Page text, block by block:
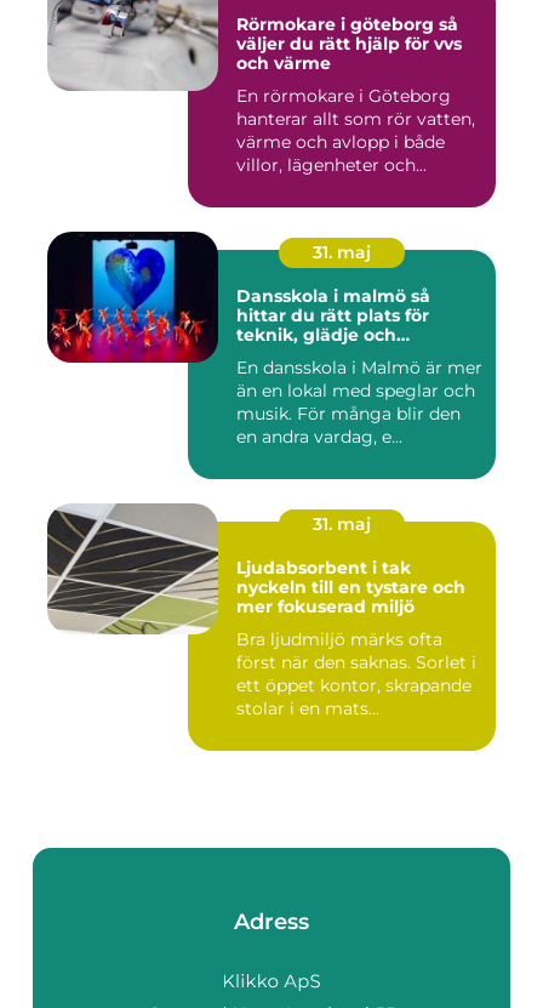
Rörmokare i göteborg så
väljer du rätt hjälp för vvs
och värme
En rörmokare i Göteborg
hanterar allt som rör vatten,
värme och avlopp i både
villor, lägenheter och...
31. maj
Dansskola i malmö så
hittar du rätt plats för
teknik, glädje och
En dansskola i Malmö är mer
än en lokal med speglar och
musik. För många blir den
en andra vardag, e...
31. maj
Ljudabsorbent i tak
nyckeln till en tystare och
mer fokuserad miljö
Bra ljudmiljö märks ofta
först när den saknas. Sorlet i
ett öppet kontor, skrapande
stolar i en mats...
Adress